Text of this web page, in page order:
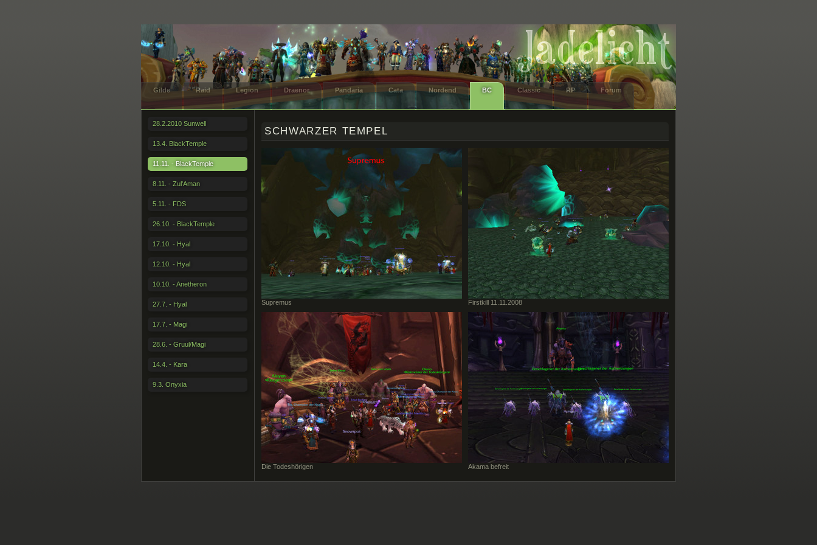
Gilde Raid Legion Draenor Pandaria Cata Nordend BC Classic RP Forum
28.2.2010 Sunwell
13.4. BlackTemple
11.11. - BlackTemple
8.11. - Zul'Aman
5.11. - FDS
26.10. - BlackTemple
17.10. - Hyal
12.10. - Hyal
10.10. - Anetheron
27.7. - Hyal
17.7. - Magi
28.6. - Gruul/Magi
14.4. - Kara
9.3. Onyxia
SCHWARZER TEMPEL
Supremus Firstkill 11.11.2008
Die Todeshörigen Akama befreit